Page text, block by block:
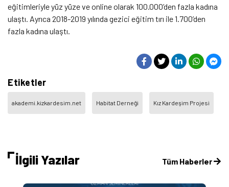
eğitimleriyle yüz yüze ve online olarak 100.000’den fazla kadına
ulaştı. Ayrıca 2018-2019 yılında gezici eğitim tırı ile 1.700’den
fazla kadına ulaştı.
Etiketler
akademi.kizkardesim.net Habitat Derneği Kız Kardeşim Projesi
İlgili Yazılar Tüm Haberler